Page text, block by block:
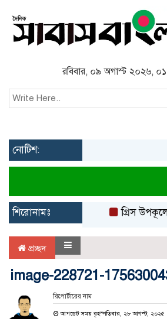
রবিবার, ০৯ অগাস্ট ২০২৬,
নোটিশ:
শিরোনামঃ গ্রিস উপকূলে
প্রচ্ছদ
image-228721-
রিপোর্টারের নাম
আপডেট সময় বৃহস্পতিবার, ২৮ আগস্ট, ২০২৫